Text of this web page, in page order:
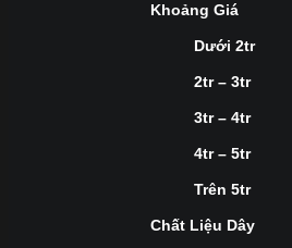
Khoảng Giá
Dưới 2tr
2tr – 3tr
3tr – 4tr
4tr – 5tr
Trên 5tr
Chất Liệu Dây